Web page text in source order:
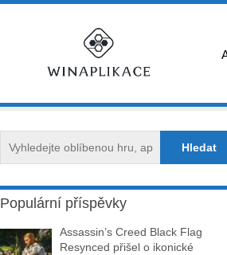
Populární příspěvky
Assassin’s Creed Black Flag
Resynced přišel o ikonické